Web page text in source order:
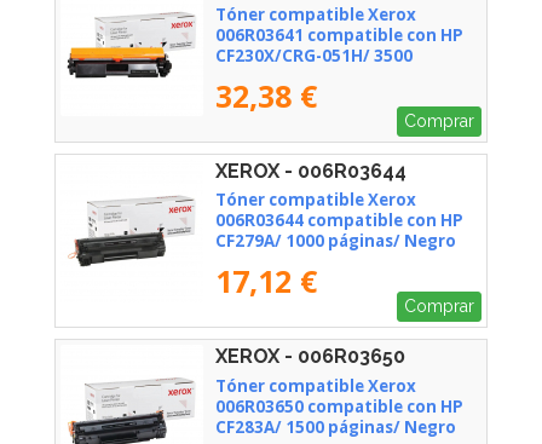
Tóner compatible Xerox
006R03641 compatible con HP
CF230X/CRG-051H/ 3500
32,38 €
Comprar
XEROX - 006R03644
Tóner compatible Xerox
006R03644 compatible con HP
CF279A/ 1000 páginas/ Negro
17,12 €
Comprar
XEROX - 006R03650
Tóner compatible Xerox
006R03650 compatible con HP
CF283A/ 1500 páginas/ Negro